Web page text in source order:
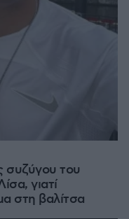
συζύγου του
γιατί
στη βαλίτσα